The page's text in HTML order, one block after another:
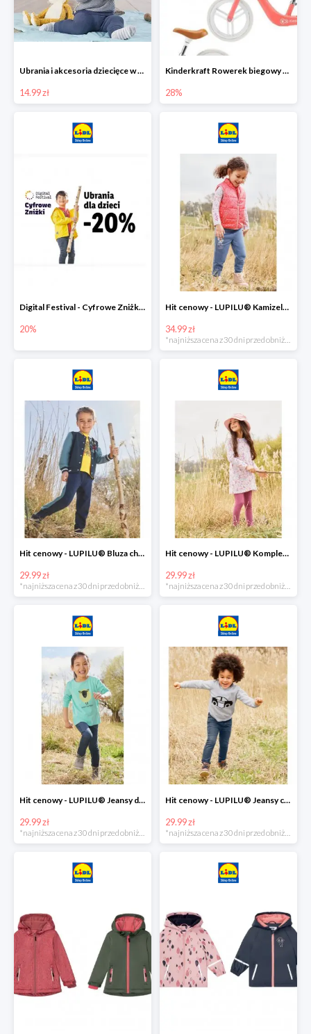
Ubrania i akcesoria dziecięce w Lidlu Online od 14,99 zł
14.99 zł
Kinderkraft Rowerek biegowy Fly
28%
Digital Festival - Cyfrowe Zniżki Ubrania dla dzieci w Lidlu -20%
20%
Hit cenowy - LUPILU® Kamizelka pikowana dziewczęca
34.99 zł
Hit cenowy - LUPILU® Bluza chłopięca w stylu college
29.99 zł
*najniższa cena z 30 dni przed obniżką
Hit cenowy - LUPILU® Komplet dziewczęcy (sukienka + legginsy)
29.99 zł
*najniższa cena z 30 dni przed obniżką
Hit cenowy - LUPILU® Jeansy dziewczęce slim fit
29.99 zł
Hit cenowy - LUPILU® Jeansy chłopięce slim fit
29.99 zł